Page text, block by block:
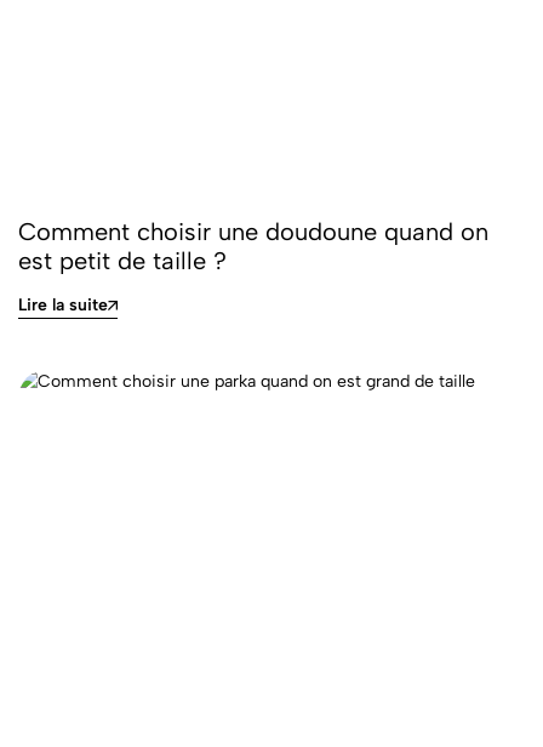
Comment choisir une doudoune quand on
est petit de taille ?
Lire la suite